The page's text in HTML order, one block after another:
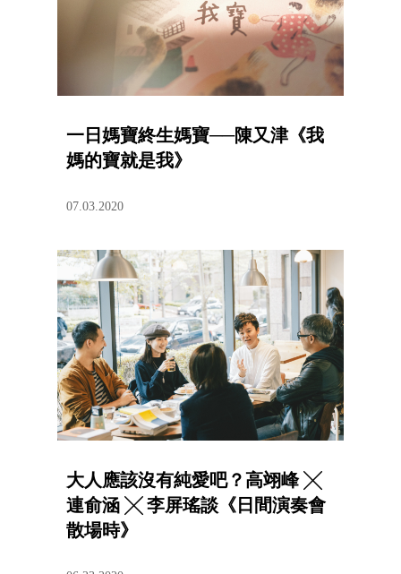
一日媽寶終生媽寶──陳又津《我
媽的寶就是我》
07.03.2020
大人應該沒有純愛吧？高翊峰 ╳
連俞涵 ╳ 李屏瑤談《日間演奏會
散場時》